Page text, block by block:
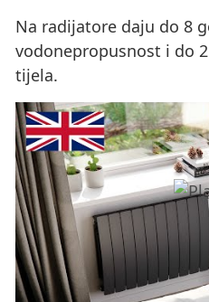
Na radijatore daju do 8
vodonepropusnost i do
tijela.